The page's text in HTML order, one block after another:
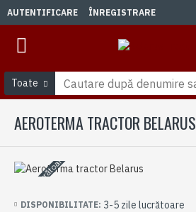
AUTENTIFICARE ÎNREGISTRARE
Toate
AEROTERMA TRACTOR BELARUS
3-5 zile lucrătoare
DISPONIBILITATE: 3-5 zile lucrătoare